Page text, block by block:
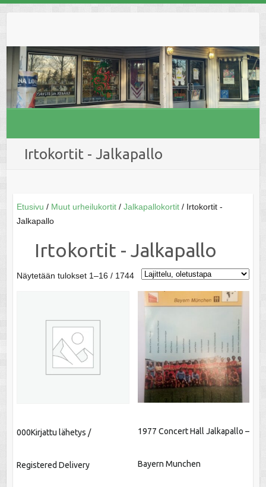
Irtokortit - Jalkapallo
Etusivu / Muut urheilukortit/ Jalkapallokortit/ Irtokortit -
Jalkapallo
Irtokortit - Jalkapallo
Näytetään tulokset 1–16 / 1744
000Kirjattu lähetys /
Registered Delivery
1977 Concert Hall Jalkapallo –
Bayern Munchen